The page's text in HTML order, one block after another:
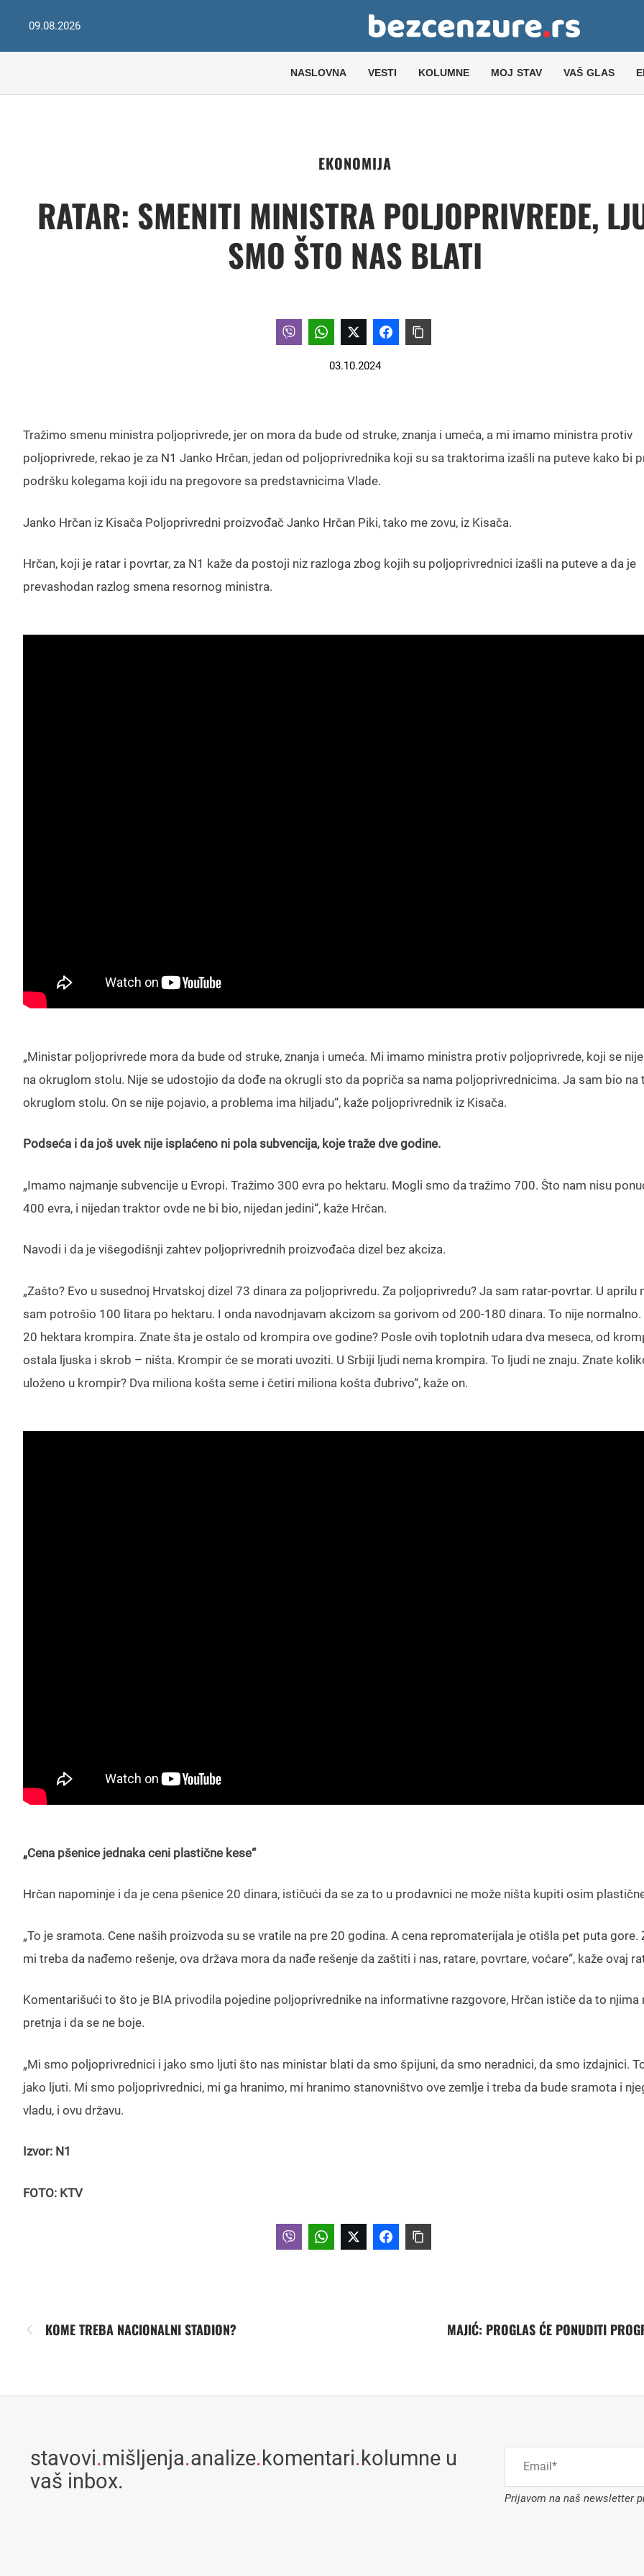
09.08.2026
NASLOVNA VESTI KOLUMNE MOJ STAV VAŠ GLAS
EKONOMIJA
RATAR: SMENITI MINISTRA POLJOPRIVREDE,
SMO ŠTO NAS BLATI
03.10.2024
Tražimo smenu ministra poljoprivrede, jer on mora da bude od struke, znanja i umeća, a mi imamo ministra protiv
poljoprivrede, rekao je za N1 Janko Hrčan, jedan od poljoprivrednika koji su sa traktorima izašli na puteve kako bi
podršku kolegama koji idu na pregovore sa predstavnicima Vlade.
Janko Hrčan iz Kisača Poljoprivredni proizvođač Janko Hrčan Piki, tako me zovu, iz Kisača.
Hrčan, koji je ratar i povrtar, za N1 kaže da postoji niz razloga zbog kojih su poljoprivrednici izašli na puteve a da je
prevashodan razlog smena resornog ministra.
„Ministar poljoprivrede mora da bude od struke, znanja i umeća. Mi imamo ministra protiv poljoprivrede, koji se
na okruglom stolu. Nije se udostojio da dođe na okrugli sto da popriča sa nama poljoprivrednicima. Ja sam bio na
okruglom stolu. On se nije pojavio, a problema ima hiljadu“, kaže poljoprivrednik iz Kisača.
Podseća i da još uvek nije isplaćeno ni pola subvencija, koje traže dve godine.
„Imamo najmanje subvencije u Evropi. Tražimo 300 evra po hektaru. Mogli smo da tražimo 700. Što nam nisu
400 evra, i nijedan traktor ovde ne bi bio, nijedan jedini“, kaže Hrčan.
Navodi i da je višegodišnji zahtev poljoprivrednih proizvođača dizel bez akciza.
„Zašto? Evo u susednoj Hrvatskoj dizel 73 dinara za poljoprivredu. Za poljoprivredu? Ja sam ratar-povrtar. U aprilu
sam potrošio 100 litara po hektaru. I onda navodnjavam akcizom sa gorivom od 200-180 dinara. To nije normalno.
20 hektara krompira. Znate šta je ostalo od krompira ove godine? Posle ovih toplotnih udara dva meseca, od
ostala ljuska i skrob – ništa. Krompir će se morati uvoziti. U Srbiji ljudi nema krompira. To ljudi ne znaju. Znate
uloženo u krompir? Dva miliona košta seme i četiri miliona košta đubrivo“, kaže on.
„Cena pšenice jednaka ceni plastične kese“
Hrčan napominje i da je cena pšenice 20 dinara, ističući da se za to u prodavnici ne može ništa kupiti osim
„To je sramota. Cene naših proizvoda su se vratile na pre 20 godina. A cena repromaterijala je otišla pet puta gore.
mi treba da nađemo rešenje, ova država mora da nađe rešenje da zaštiti i nas, ratare, povrtare, voćare“, kaže ovaj
Komentarišući to što je BIA privodila pojedine poljoprivrednike na informativne razgovore, Hrčan ističe da to njima
pretnja i da se ne boje.
„Mi smo poljoprivrednici i jako smo ljuti što nas ministar blati da smo špijuni, da smo neradnici, da smo izdajnici.
jako ljuti. Mi smo poljoprivrednici, mi ga hranimo, mi hranimo stanovništvo ove zemlje i treba da bude sramota i
vladu, i ovu državu.
Izvor: N1
FOTO: KTV
KOME TREBA NACIONALNI STADION? MAJIĆ: PROGLAS ĆE PONUDITI
stavovi.mišljenja.analize.komentari.kolumne u
vaš inbox.
Prijavom na naš newsletter